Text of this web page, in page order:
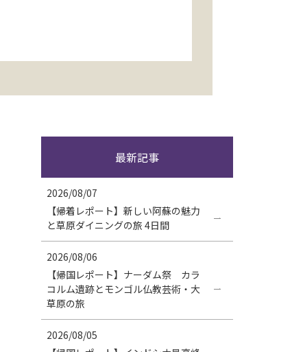
最新記事
2026/08/07
【帰着レポート】新しい阿蘇の魅力
と草原ダイニングの旅 4日間
2026/08/06
【帰国レポート】ナーダム祭 カラ
コルム遺跡とモンゴル仏教芸術・大
草原の旅
2026/08/05